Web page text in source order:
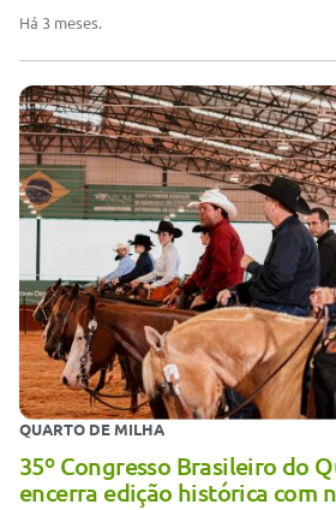
Há 3 meses.
QUARTO DE MILHA
35º Congresso Brasileiro do
encerra edição histórica com